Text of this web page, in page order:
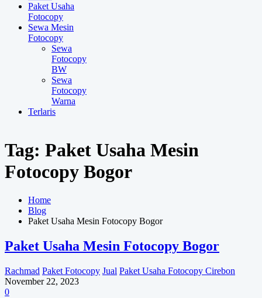
Paket Usaha
Fotocopy
Sewa Mesin
Fotocopy
Sewa
Fotocopy
BW
Sewa
Fotocopy
Warna
Terlaris
Tag: Paket Usaha Mesin
Fotocopy Bogor
Home
Blog
Paket Usaha Mesin Fotocopy Bogor
Paket Usaha Mesin Fotocopy Bogor
Rachmad Paket Fotocopy Jual Paket Usaha Fotocopy Cirebon
November 22, 2023
0